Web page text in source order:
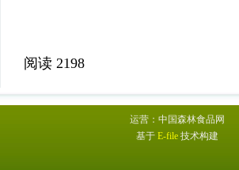
阅读 2198
运营： 中国森林食品网
基于 E-file 技术构建